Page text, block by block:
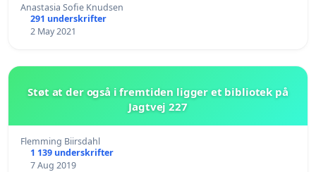
Anastasia Sofie Knudsen
291 underskrifter
2 May 2021
Støt at der også i fremtiden ligger et bibliotek på
Jagtvej 227
Flemming Biirsdahl
1 139 underskrifter
7 Aug 2019